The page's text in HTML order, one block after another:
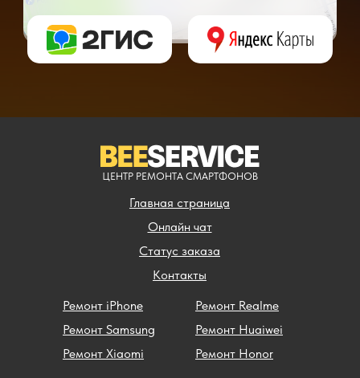
Главная страница
Контакты
Статус заказа
Ремонт iPhone
Ремонт Samsung
Ремонт Xiaomi
Ремонт Realme
Ремонт Huaiwei
Ремонт Honor
Онлайн чат
ЦЕНТР РЕМОНТА СМАРТФОНОВ